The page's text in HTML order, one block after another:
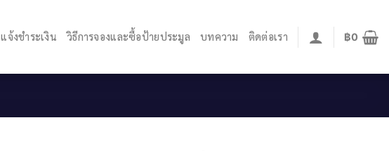
แจ้งชำระเงิน วิธีการจองและซื้อป้ายประมูล บทความ ติดต่อเรา ฿0